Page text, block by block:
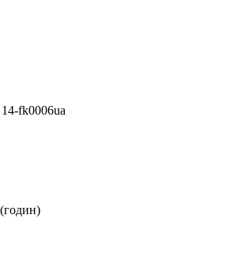
fk0006ua